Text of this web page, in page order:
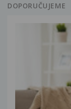
DOPORUČUJEME